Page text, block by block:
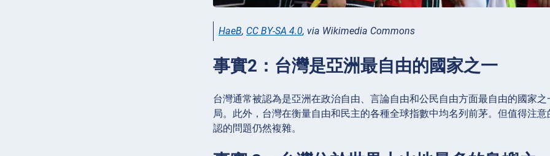
HaeB, CC BY-SA 4.0, via Wikimedia Commons
事實2：台灣是亞洲最自由的國家之一
台灣通常被認為是亞洲在政治自由、言論自由和公民自由方面最自由的國家
局。此外，台灣在衡量自由和民主的各種全球指數中均名列前茅。但值得注
認的問題仍然複雜。